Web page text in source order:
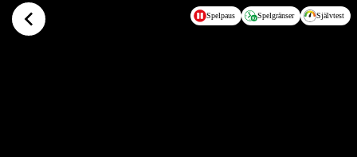
Hoppa till huvudinnehållet Spelpaus Spelgränser Självtest